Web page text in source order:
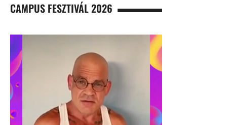
CAMPUS FESZTIVÁL 2026